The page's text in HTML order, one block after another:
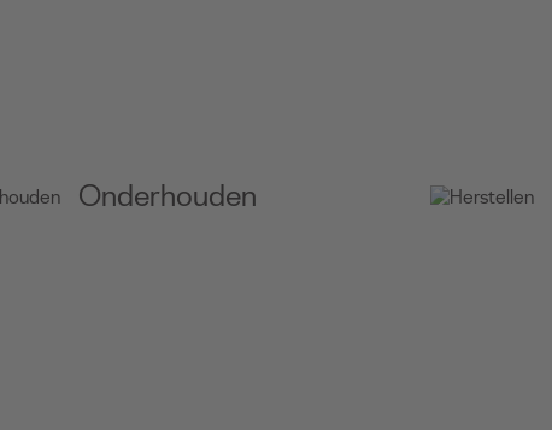
Onderhouden